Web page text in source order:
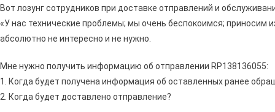
Вот лозунг сотрудников при доставке отправлений и
«У нас технические проблемы; мы очень беспокоимся; приносим
абсолютно не интересно и не нужно.
Мне нужно получить информацию об отправлении RP138136055:
1. Когда будет получена информация об оставленных ранее
2. Когда будет доставлено отправление?